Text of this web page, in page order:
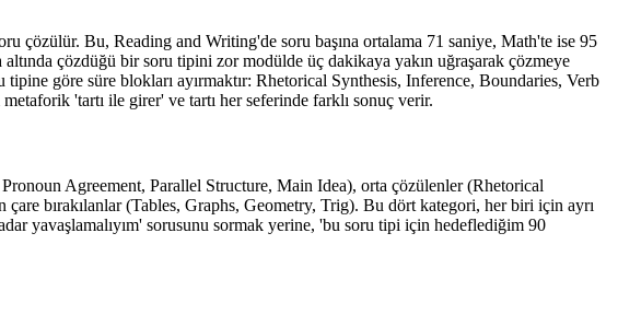
çözülür. Bu, Reading and Writing'de soru başına ortalama 71 saniye, Math'te ise 95
çözdüğü bir soru tipini zor modülde üç dakikaya yakın uğraşarak çözmeye
göre süre blokları ayırmaktır: Rhetorical Synthesis, Inference, Boundaries, Verb
'tartı ile girer' ve tartı her seferinde farklı sonuç verir.
Agreement, Parallel Structure, Main Idea), orta çözülenler (Rhetorical
bırakılanlar (Tables, Graphs, Geometry, Trig). Bu dört kategori, her biri için ayrı
yavaşlamalıyım' sorusunu sormak yerine, 'bu soru tipi için hedeflediğim 90